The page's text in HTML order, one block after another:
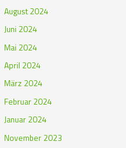
August 2024
Juni 2024
Mai 2024
April 2024
März 2024
Februar 2024
Januar 2024
November 2023